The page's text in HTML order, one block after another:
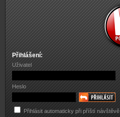
Přihlášení:
Uživatel
Heslo
Přihlásit automaticky při příští návštěvě